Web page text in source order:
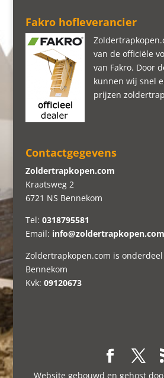
Fakro hofleverancier
van de officiële
van Fakro. Door
kunnen wij snel
prijzen
Contactgegevens
Zoldertrapkopen.com
Kraatsweg 2
6721 NS Bennekom
Tel: 0318795581
Email: info@zoldertrapkopen.com
Zoldertrapkopen.com is
Bennekom
Kvk: 09120673
Website gebouwd en gehost